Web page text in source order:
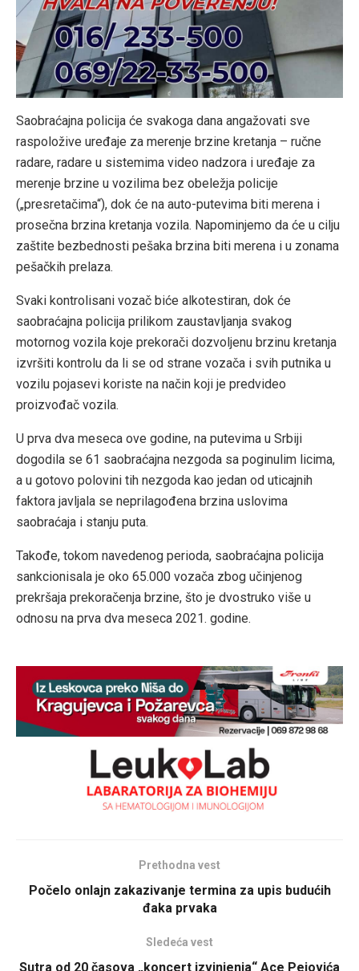
Saobraćajna policija će svakoga dana angažovati sve
raspoložive uređaje za merenje brzine kretanja – ručne
radare, radare u sistemima video nadzora i uređaje za
merenje brzine u vozilima bez obeležja policije
(„presretačima“), dok će na auto-putevima biti merena i
prosečna brzina kretanja vozila. Napominjemo da će u cilju
zaštite bezbednosti pešaka brzina biti merena i u zonama
pešačkih prelaza.
Svaki kontrolisani vozač biće alkotestiran, dok će
saobraćajna policija prilikom zaustavljanja svakog
motornog vozila koje prekorači dozvoljenu brzinu kretanja
izvršiti kontrolu da li se od strane vozača i svih putnika u
vozilu pojasevi koriste na način koji je predvideo
proizvođač vozila.
U prva dva meseca ove godine, na putevima u Srbiji
dogodila se 61 saobraćajna nezgoda sa poginulim licima,
a u gotovo polovini tih nezgoda kao jedan od uticajnih
faktora javljala se neprilagođena brzina uslovima
saobraćaja i stanju puta.
Takođe, tokom navedenog perioda, saobraćajna policija
sankcionisala je oko 65.000 vozača zbog učinjenog
prekršaja prekoračenja brzine, što je dvostruko više u
odnosu na prva dva meseca 2021. godine.
Prethodna vest
Počelo onlajn zakazivanje termina za upis budućih
đaka prvaka
Sledeća vest
Sutra od 20 časova „koncert izvinjenja“ Ace Pejovića